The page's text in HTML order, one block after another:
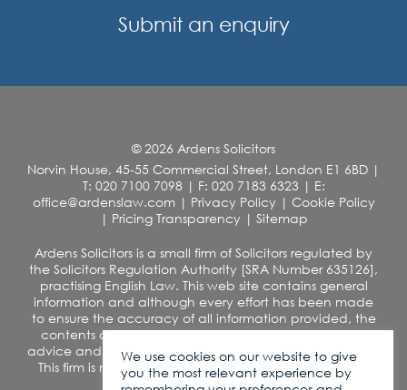
Submit an enquiry
© 2026 Ardens Solicitors
Norvin House, 45-55 Commercial Street, London E1 6BD |
T: 020 7100 7098| F: 020 7183 6323 | E:
office@ardenslaw.com| Privacy Policy | Cookie Policy
| Pricing Transparency | Sitemap
Ardens Solicitors is a small firm of Solicitors regulated by
the Solicitors Regulation Authority [SRA Number 635126],
practising English Law. This web site contains general
information and although every effort has been made
to ensure the accuracy of all information provided, the
contents of this site should not be construed as legal
advice and we disclaim any liability in relation to its use.
This firm is not authorised under the Financial Services
and Markets Act 2000
We use cookies on our website to give
you the most relevant experience by